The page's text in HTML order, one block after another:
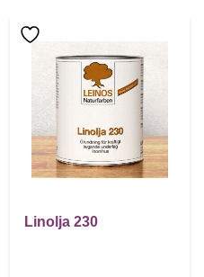
varianter. De olika
Linolja 230
Den här produkten har